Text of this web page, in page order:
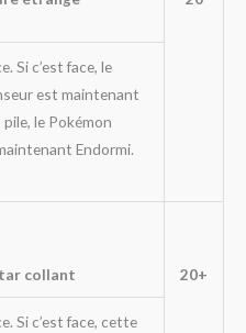
Si c’est face, le
est maintenant
pile, le Pokémon
Endormi.
collant 20+
Si c’est face, cette